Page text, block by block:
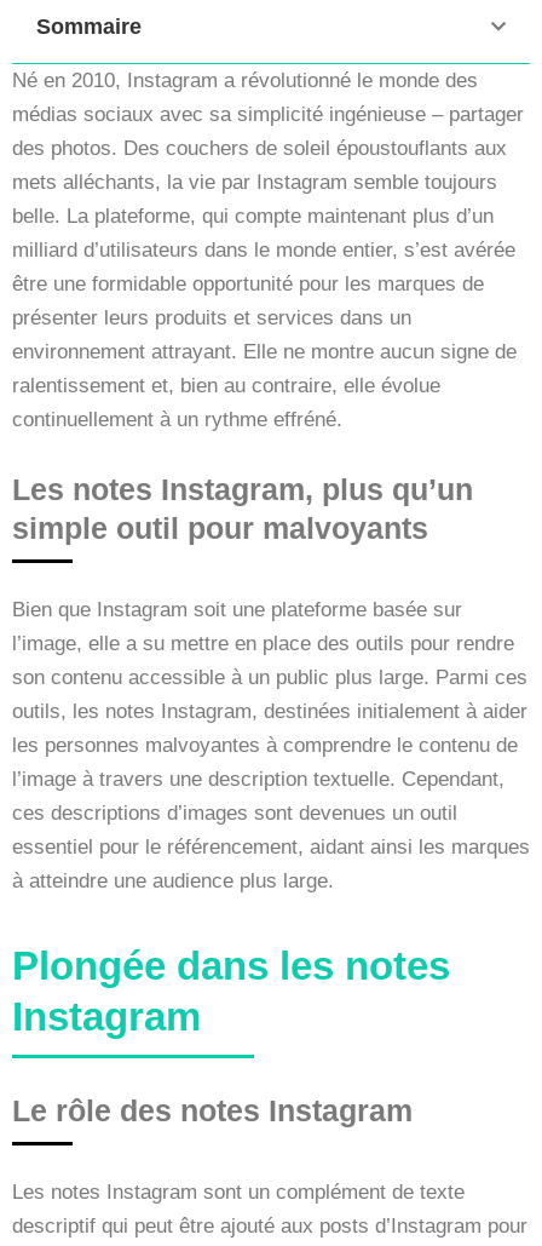
Sommaire
Né en 2010, Instagram a révolutionné le monde des
médias sociaux avec sa simplicité ingénieuse – partager
des photos. Des couchers de soleil époustouflants aux
mets alléchants, la vie par Instagram semble toujours
belle. La plateforme, qui compte maintenant plus d’un
milliard d’utilisateurs dans le monde entier, s’est avérée
être une formidable opportunité pour les marques de
présenter leurs produits et services dans un
environnement attrayant. Elle ne montre aucun signe de
ralentissement et, bien au contraire, elle évolue
continuellement à un rythme effréné.
Les notes Instagram, plus qu’un
simple outil pour malvoyants
Bien que Instagram soit une plateforme basée sur
l’image, elle a su mettre en place des outils pour rendre
son contenu accessible à un public plus large. Parmi ces
outils, les notes Instagram, destinées initialement à aider
les personnes malvoyantes à comprendre le contenu de
l’image à travers une description textuelle. Cependant,
ces descriptions d’images sont devenues un outil
essentiel pour le référencement, aidant ainsi les marques
à atteindre une audience plus large.
Plongée dans les notes
Instagram
Le rôle des notes Instagram
Les notes Instagram sont un complément de texte
descriptif qui peut être ajouté aux posts d’Instagram pour